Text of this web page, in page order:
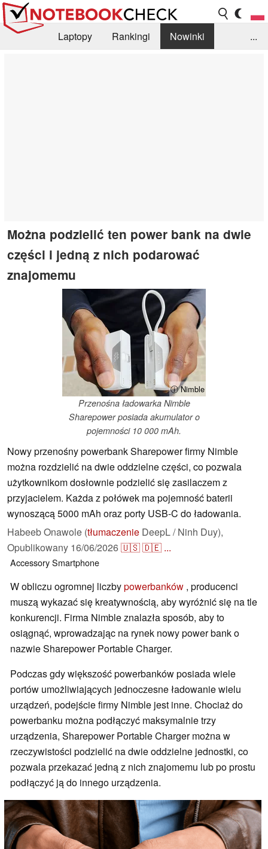
Laptopy Rankingi
Nowinki
...
Można podzielić ten power bank na dwie
części i jedną z nich podarować
znajomemu
ⓘ Nimble
Przenośna ładowarka Nimble
Sharepower posiada akumulator o
pojemności 10 000 mAh.
Nowy przenośny powerbank Sharepower firmy Nimble
można rozdzielić na dwie oddzielne części, co pozwala
użytkownikom dosłownie podzielić się zasilaczem z
przyjacielem. Każda z połówek ma pojemność baterii
wynoszącą 5000 mAh oraz porty USB-C do ładowania.
Habeeb Onawole (tłumaczenie DeepL / Ninh Duy),
Opublikowany 16/06/2026🇺🇸🇩🇪 ...
AccessorySmartphone
W obliczu ogromnej liczbypowerbanków , producenci
muszą wykazać się kreatywnością, aby wyróżnić się na tle
konkurencji. Firma Nimble znalazła sposób, aby to
osiągnąć, wprowadzając na rynek nowy power bank o
nazwie Sharepower Portable Charger.
Podczas gdy większość powerbanków posiada wiele
portów umożliwiających jednoczesne ładowanie wielu
urządzeń, podejście firmy Nimble jest inne. Chociaż do
powerbanku można podłączyć maksymalnie trzy
urządzenia, Sharepower Portable Charger można w
rzeczywistości podzielić na dwie oddzielne jednostki, co
pozwala przekazać jedną z nich znajomemu lub po prostu
podłączyć ją do innego urządzenia.